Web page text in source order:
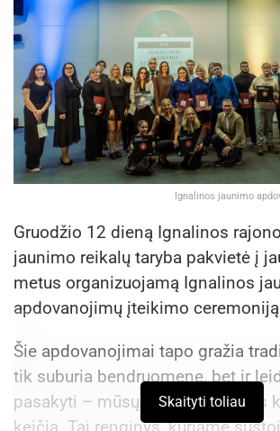
Ignalinos jaunimo
Gruodžio 12 dieną Ignalinos
jaunimo reikalų taryba pakvietė į
metus organizuojamą Ignalinos
apdovanojimų įteikimo
Šie apdovanojimai tapo gražia
tik suburia bendruomenę, bet ir
pasakyti – mūsų rajono jaunimas
keičia. Tai renginys, kuriame
Skaityti toliau